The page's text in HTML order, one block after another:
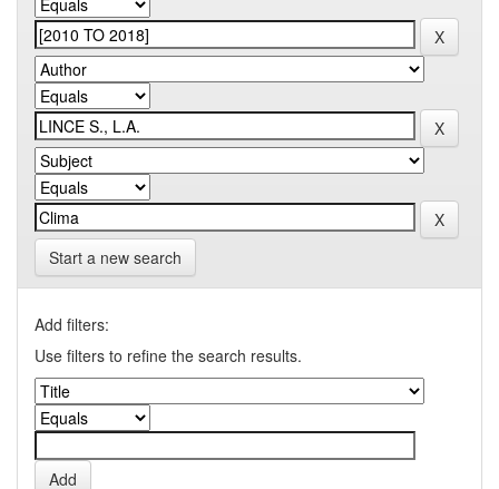
Start a new search
Add filters:
Use filters to refine the search results.